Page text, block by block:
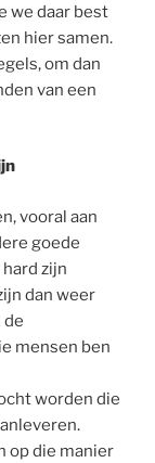
we daar best
hier samen.
om dan
van een
vooral aan
goede
zijn
dan weer
de
mensen ben
worden die
op die manier